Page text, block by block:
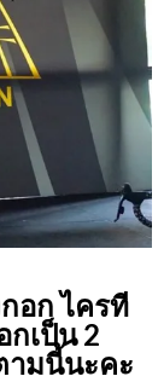
อก ไครที
กเป็น 2
ามนี้นะคะ